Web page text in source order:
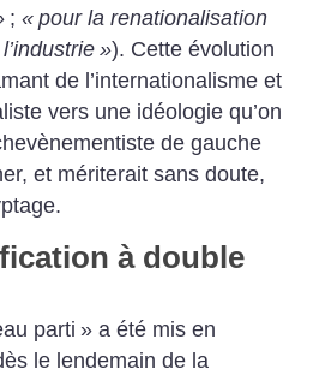
;« pour la renationalisation
»). Cette évolution
de l’internationalisme et
vers une idéologie qu’on
de gauche
et mériterait sans doute,
à double
parti » a été mis en
le lendemain de la